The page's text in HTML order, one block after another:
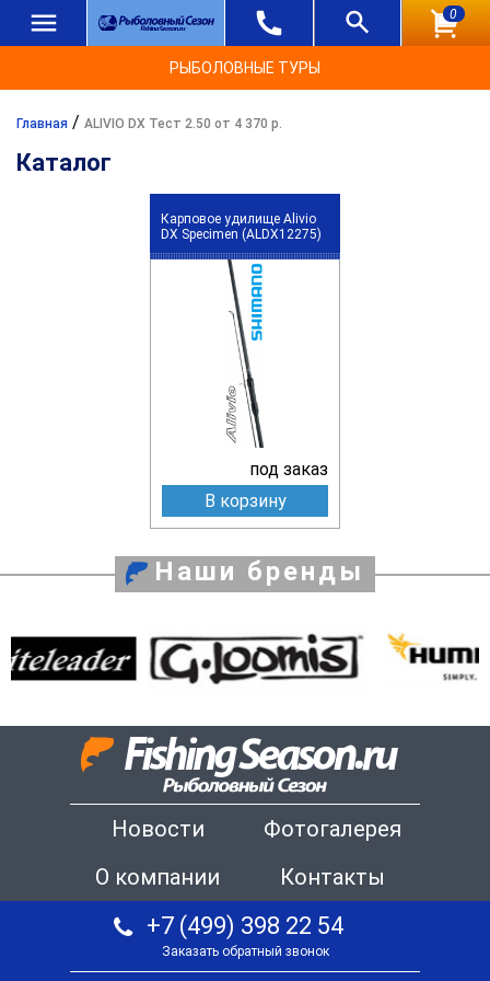
0
РЫБОЛОВНЫЕ ТУРЫ
Главная / ALIVIO DX Тест 2.50 от 4 370 р.
Каталог
Карповое удилище Alivio
DX Specimen (ALDX12275)
под заказ
В корзину
Наши бренды
Новости
Фотогалерея
О компании
Контакты
+7 (499) 398 22 54
Заказать обратный звонок